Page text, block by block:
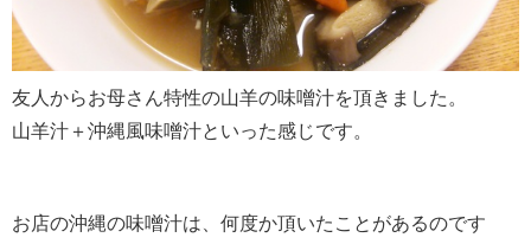
友人からお母さん特性の山羊の味噌汁を頂きました。
山羊汁＋沖縄風味噌汁といった感じです。
お店の沖縄の味噌汁は、何度か頂いたことがあるのです